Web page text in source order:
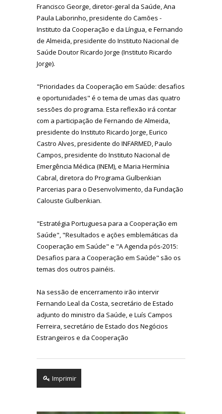
Francisco George, diretor-geral da Saúde, Ana
Paula Laborinho, presidente do Camões -
Instituto da Cooperação e da Língua, e Fernando
de Almeida, presidente do Instituto Nacional de
Saúde Doutor Ricardo Jorge (Instituto Ricardo
Jorge).
"Prioridades da Cooperação em Saúde: desafios
e oportunidades" é o tema de umas das quatro
sessões do programa. Esta reflexão irá contar
com a participação de Fernando de Almeida,
presidente do Instituto Ricardo Jorge, Eurico
Castro Alves, presidente do INFARMED, Paulo
Campos, presidente do Instituto Nacional de
Emergência Médica (INEM), e Maria Hermínia
Cabral, diretora do Programa Gulbenkian
Parcerias para o Desenvolvimento, da Fundação
Calouste Gulbenkian.
"Estratégia Portuguesa para a Cooperação em
Saúde", "Resultados e ações emblemáticas da
Cooperação em Saúde" e "A Agenda pós-2015:
Desafios para a Cooperação em Saúde" são os
temas dos outros painéis.
Na sessão de encerramento irão intervir
Fernando Leal da Costa, secretário de Estado
adjunto do ministro da Saúde, e Luís Campos
Ferreira, secretário de Estado dos Negócios
Estrangeiros e da Cooperação
Imprimir